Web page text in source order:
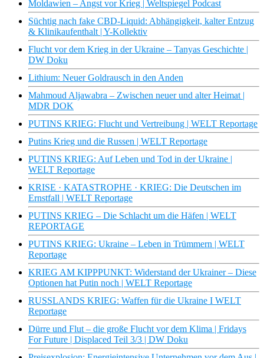
Moldawien – Angst vor Krieg | Weltspiegel Podcast
Süchtig nach fake CBD-Liquid: Abhängigkeit, kalter Entzug
& Klinikaufenthalt | Y-Kollektiv
Flucht vor dem Krieg in der Ukraine – Tanyas Geschichte |
DW Doku
Lithium: Neuer Goldrausch in den Anden
Mahmoud Aljawabra – Zwischen neuer und alter Heimat |
MDR DOK
PUTINS KRIEG: Flucht und Vertreibung | WELT Reportage
Putins Krieg und die Russen | WELT Reportage
PUTINS KRIEG: Auf Leben und Tod in der Ukraine |
WELT Reportage
KRISE · KATASTROPHE · KRIEG: Die Deutschen im
Ernstfall | WELT Reportage
PUTINS KRIEG – Die Schlacht um die Häfen | WELT
REPORTAGE
PUTINS KRIEG: Ukraine – Leben in Trümmern | WELT
Reportage
KRIEG AM KIPPPUNKT: Widerstand der Ukrainer – Diese
Optionen hat Putin noch | WELT Reportage
RUSSLANDS KRIEG: Waffen für die Ukraine I WELT
Reportage
Dürre und Flut – die große Flucht vor dem Klima | Fridays
For Future | Displaced Teil 3/3 | DW Doku